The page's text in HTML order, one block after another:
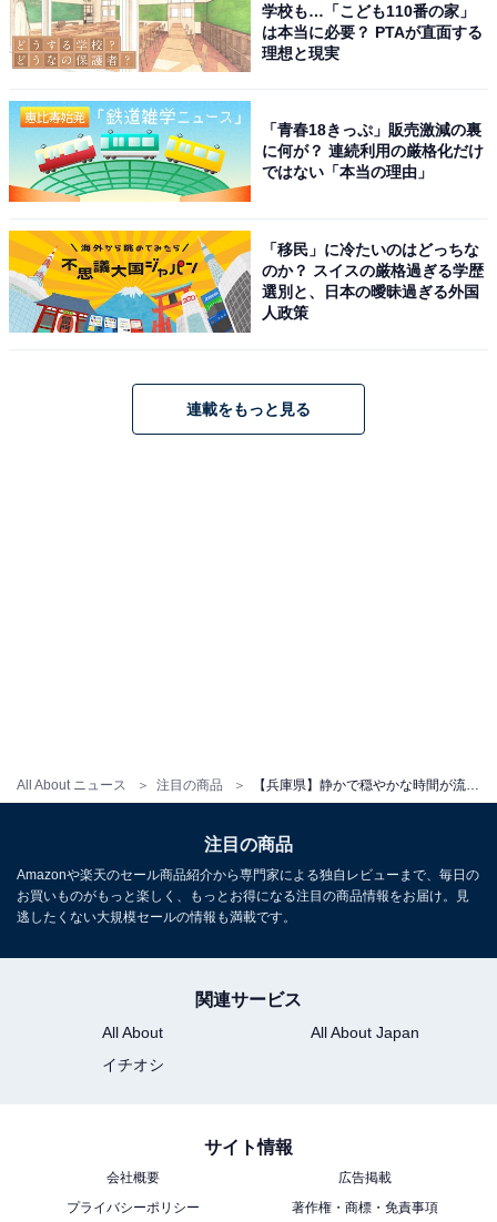
All About ニュース 注目の商品
サイトより）
元禄15年創業の老舗宿「湯村温泉 佳泉郷 井づつや」
は、"現代の名工"に選ばれた総料理長が手掛ける、但馬
牛や日本海の旬を活かした創作会席が自慢です。温泉は
などさまざま湯処で、源泉掛け流しの湯を堪能できま
す。伝統とモダンが融合した空間で至福のひとときを。
所在地：兵庫県美方郡新温泉町湯1535
車、徒歩約2分／JR江原駅より無料送迎バスあり（要予
約・約60分）
大人1名（参考価格）：1万8700円
チェックアウト：10:00
※プランにより時間が異なる可能性があります
学校も…「こども110番の家」
は本当に必要？ PTAが直面する
理想と現実
「青春18きっぷ」販売激減の裏
に何が？ 連続利用の厳格化だけ
ではない「本当の理由」
「移民」に冷たいのはどっちな
のか？ スイスの厳格過ぎる学歴
選別と、日本の曖昧過ぎる外国
人政策
連載をもっと見る
注目の商品
Amazonや楽天のセール商品紹介から専門家による独自レビューまで、毎日の
お買いものがもっと楽しく、もっとお得になる注目の商品情報をお届け。見
逃したくない大規模セールの情報も満載です。
関連サービス
All About
All About Japan
イチオシ
サイト情報
会社概要
広告掲載
プライバシーポリシー
著作権・商標・免責事項